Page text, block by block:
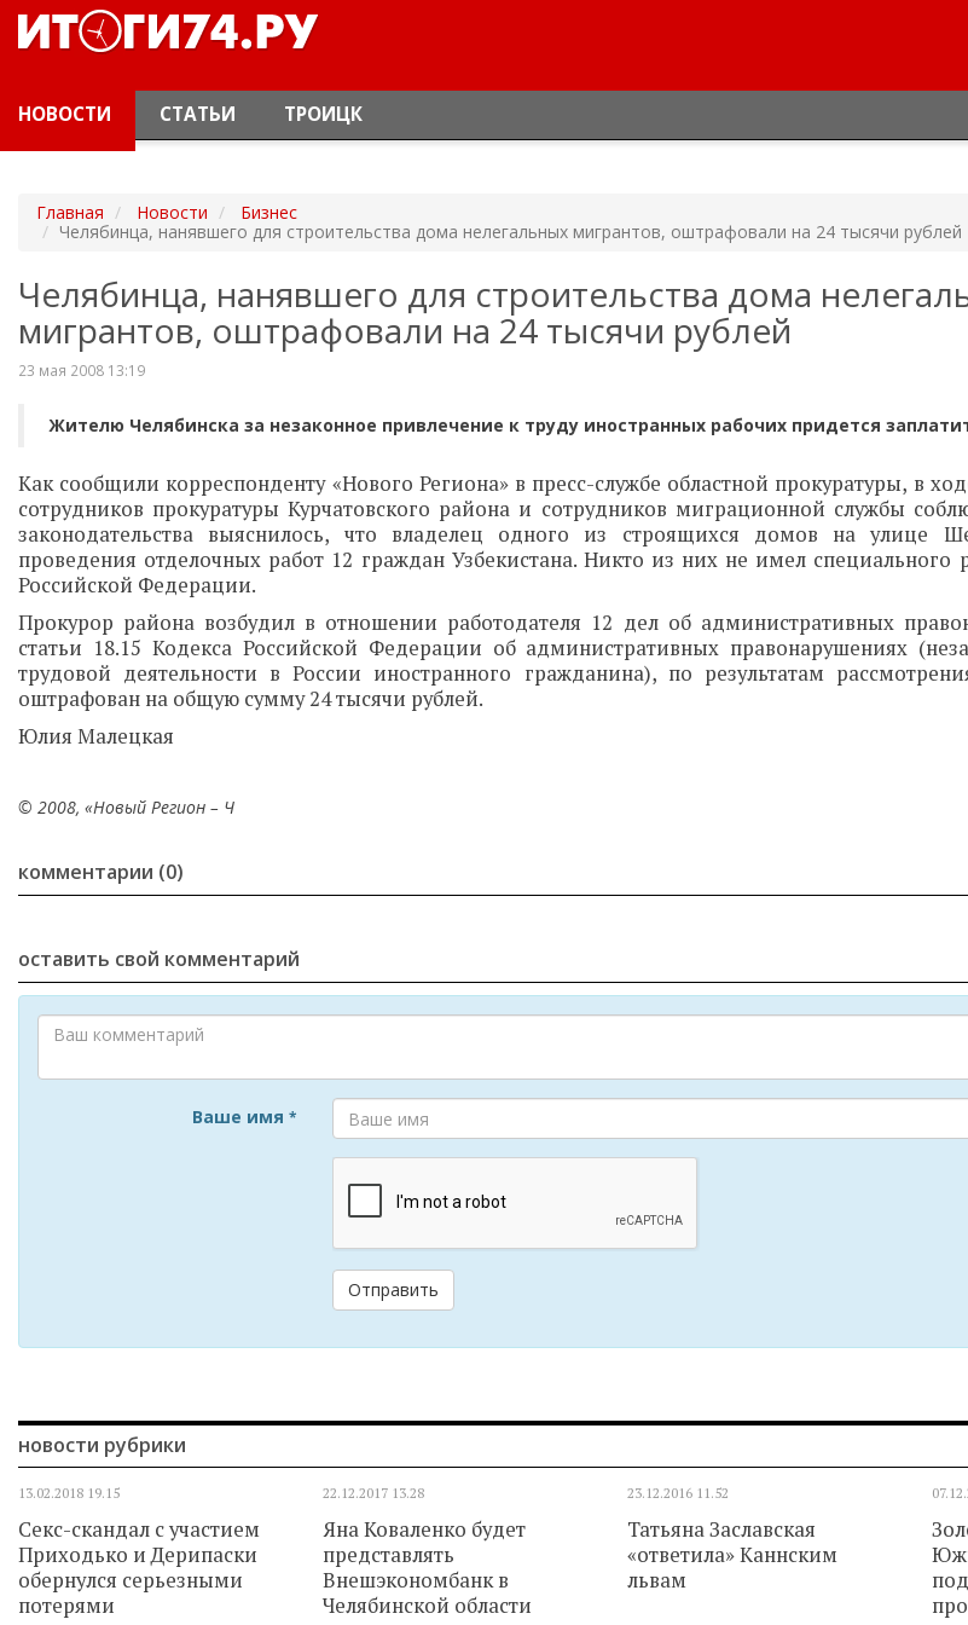
НОВОСТИ СТАТЬИ ТРОИЦК
Главная Новости
Бизнес
Челябинца, нанявшего для строительства дома нелегальных мигрантов, оштрафовали на 24 тысячи рублей
Челябинца, нанявшего для строительства дома
мигрантов, оштрафовали на 24 тысячи рублей
23 мая 2008 13:19
Жителю Челябинска за незаконное привлечение к труду иностранных рабочих придется
Как сообщили корреспонденту «Нового Региона» в пресс-службе областной прокуратуры, в
сотрудников прокуратуры Курчатовского района и сотрудников миграционной службы
законодательства выяснилось, что владелец одного из строящихся домов на улице
проведения отделочных работ 12 граждан Узбекистана. Никто из них не имел специального
Российской Федерации.
Прокурор района возбудил в отношении работодателя 12 дел об административных
статьи 18.15 Кодекса Российской Федерации об административных правонарушениях
трудовой деятельности в России иностранного гражданина), по результатам
оштрафован на общую сумму 24 тысячи рублей.
Юлия Малецкая
© 2008, «Новый Регион – Ч
комментарии (0)
оставить свой комментарий
Ваше имя *
Отправить
новости рубрики
13.02.2018 19.15
Секс-скандал с участием
Приходько и Дерипаски
обернулся серьезными
потерями
22.12.2017 13.28
Яна Коваленко будет
представлять
Внешэкономбанк в
Челябинской области
23.12.2016 11.52
Татьяна Заславская
«ответила» Каннским
львам